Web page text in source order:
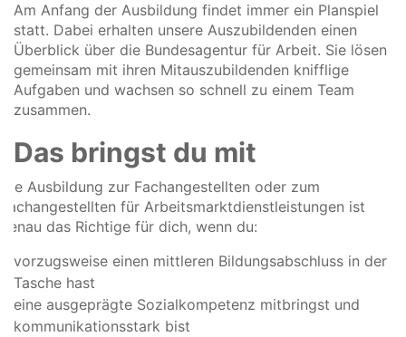
Am Anfang der Ausbildung findet immer ein Planspiel
statt. Dabei erhalten unsere Auszubildenden einen
Überblick über die Bundesagentur für Arbeit. Sie lösen
gemeinsam mit ihren Mitauszubildenden knifflige
Aufgaben und wachsen so schnell zu einem Team
zusammen.
Das bringst du mit
Die Ausbildung zur Fachangestellten oder zum
Fachangestellten für Arbeitsmarktdienstleistungen ist
genau das Richtige für dich, wenn du:
vorzugsweise einen mittleren Bildungsabschluss in der
Tasche hast
eine ausgeprägte Sozialkompetenz mitbringst und
kommunikationsstark bist